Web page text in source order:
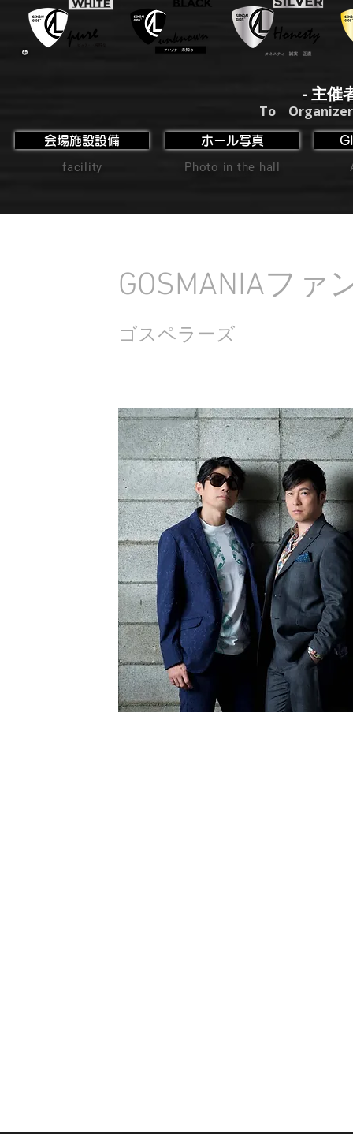
- 主催
To
会場施設設備
facility
ホール写真
Photo in the hall
GOSMANIAファ
ゴスペラーズ